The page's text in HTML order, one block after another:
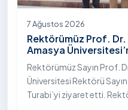
7 Ağustos 2026
Rektörümüz Prof.
Amasya
Rektörümüz Sayın Prof.
Üniversitesi Rektörü
Turabi’yi ziyaret etti.